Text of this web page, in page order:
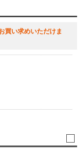
買い求めいただけま